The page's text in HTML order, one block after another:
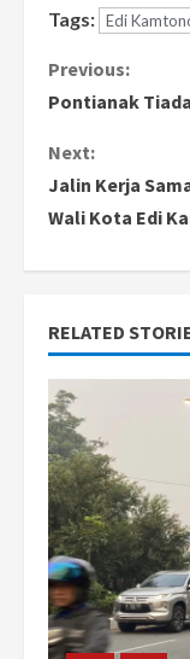
Tags: Edi
C
n
t
i
n
u
e
R
e
a
d
Previous:
Pontianak
Next:
Jalin Kerja
Wali Kota Edi
RELATED